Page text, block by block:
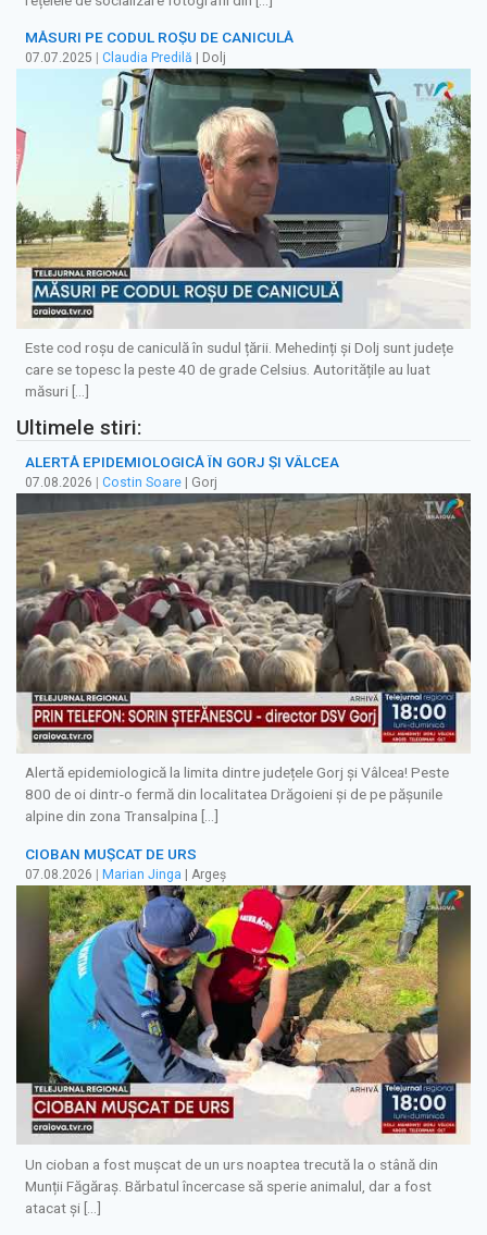
MĂSURI PE CODUL ROȘU DE CANICULĂ
07.07.2025 Claudia Predilă | Dolj
Este cod roșu de caniculă în sudul țării. Mehedinți și Dolj sunt județe
care se topesc la peste 40 de grade Celsius. Autoritățile au luat
măsuri […]
Ultimele stiri:
ALERTĂ EPIDEMIOLOGICĂ ÎN GORJ ȘI VÂLCEA
07.08.2026 Costin Soare | Gorj
Alertă epidemiologică la limita dintre județele Gorj și Vâlcea! Peste
800 de oi dintr-o fermă din localitatea Drăgoieni și de pe pășunile
alpine din zona Transalpina […]
CIOBAN MUȘCAT DE URS
07.08.2026 | Marian Jinga | Argeș
Un cioban a fost mușcat de un urs noaptea trecută la o stână din
Munții Făgăraș. Bărbatul încercase să sperie animalul, dar a fost
atacat și […]